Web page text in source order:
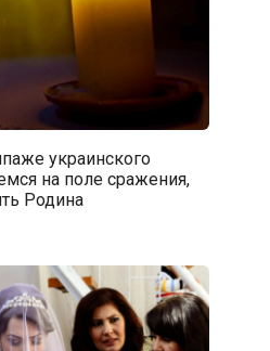
украинского
на поле сражения,
Родина